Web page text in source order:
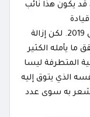
قد يكون هذا نائب
الاستطلاعات منذ دخوله السباق في إبريل 2019. لكن إزالة
يأمله الكثير
المتطرفة ليسا
الذي يتوق إليه
يشعر به سوى عدد